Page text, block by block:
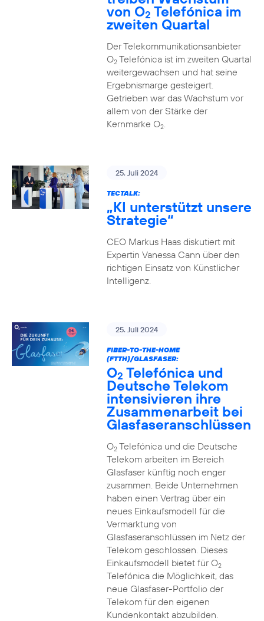
von O2 Telefónica im
zweiten Quartal
Der Telekommunikationsanbieter
O2Telefónica ist im zweiten Quartal
weitergewachsen und hat seine
Ergebnismarge gesteigert.
Getrieben war das Wachstum vor
allem von der Stärke der
Kernmarke O2.
25. Juli 2024
TECTALK:
„KI unterstützt unsere
Strategie“
CEO Markus Haas diskutiert mit
Expertin Vanessa Cann über den
richtigen Einsatz von Künstlicher
Intelligenz.
25. Juli 2024
FIBER-TO-THE-HOME
(FTTH)/GLASFASER:
O2 Telefónica und
Deutsche Telekom
intensivieren ihre
Zusammenarbeit bei
Glasfaseranschlüssen
O2Telefónica und die Deutsche
Telekom arbeiten im Bereich
Glasfaser künftig noch enger
zusammen. Beide Unternehmen
haben einen Vertrag über ein
neues Einkaufsmodell für die
Vermarktung von
Glasfaseranschlüssen im Netz der
Telekom geschlossen. Dieses
Einkaufsmodell bietet für O2
Telefónica die Möglichkeit, das
neue Glasfaser-Portfolio der
Telekom für den eigenen
Kundenkontakt abzubilden.